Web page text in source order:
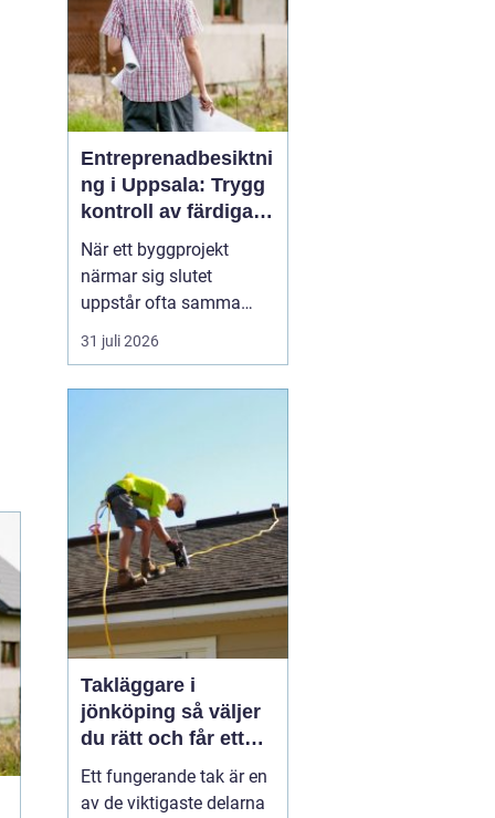
finns flera alternativ...
Entreprenadbesiktni
ng i Uppsala: Trygg
kontroll av färdiga
byggprojekt
När ett byggprojekt
närmar sig slutet
uppstår ofta samma
fråga: är entreprenaden
verkligen utförd så som
ger ett tydligt svar.
Genom en strukturerad
genomgån...
31 juli 2026
Takläggare i
jönköping så väljer
du rätt och får ett
tak som håller
Ett fungerande tak är en
av de viktigaste delarna